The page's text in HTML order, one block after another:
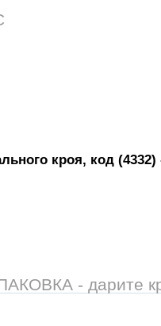
кроя, код (4332)
- дарите